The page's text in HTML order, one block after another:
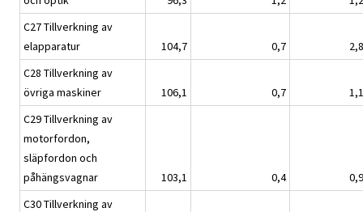
C27 Tillverkning av
elapparatur
104,7 0,7
2,8
C28 Tillverkning av
övriga maskiner
106,1 0,7
1,1
C29 Tillverkning av
motorfordon,
släpfordon och
påhängsvagnar
103,1 0,4
0,9
C30 Tillverkning av